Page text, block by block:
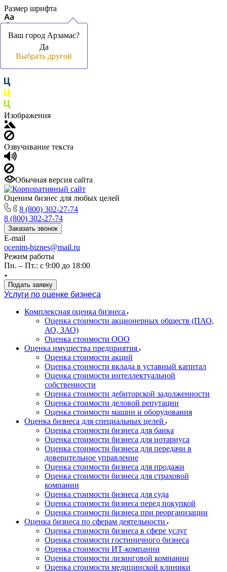
Размер шрифта
Цвет фона и шрифта
Изображения
Озвучивание текста
Обычная версия сайта
Оценим бизнес для любых целей
8 (800) 302-27-74
8 (800) 302-27-74
Заказать звонок
E-mail
ocenim-biznes@mail.ru
Режим работы
Пн. – Пт.: с 9:00 до 18:00
Подать заявку
Услуги по оценке бизнеса
Комплексная оценка бизнеса
Оценка стоимости акционерных обществ (ПАО,
АО, ЗАО)
Оценка стоимости ООО
Оценка имущества предприятия
Оценка стоимости акций
Оценка стоимости вклада в уставный капитал
Оценка стоимости интеллектуальной
собственности
Оценка стоимости дебиторской задолженности
Оценка стоимости деловой репутации
Оценка стоимости машин и оборудования
Оценка бизнеса для специальных целей
Оценка стоимости бизнеса для банка
Оценка стоимости бизнеса для нотариуса
Оценка стоимости бизнеса для передачи в
доверительное управление
Оценка стоимости бизнеса для продажи
Оценка стоимости бизнеса для страховой
компании
Оценка стоимости бизнеса для суда
Оценка стоимости бизнеса перед покупкой
Оценка стоимости бизнеса при реорганизации
Оценка бизнеса по сферам деятельности
Оценка стоимости бизнеса в сфере услуг
Оценка стоимости гостиничного бизнеса
Оценка стоимости ИТ-компании
Оценка стоимости лизинговой компании
Оценка стоимости медицинской клиники
Ваш город Арзамас?
Да
Выбрать другой
Ваш город Арзамас?
Да
Выбрать другой